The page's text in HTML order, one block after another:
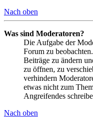
Nach oben
Was sind Moderatoren?
Die Aufgabe der
Forum zu
Beiträge zu ändern
zu öffnen, zu
verhindern
etwas nicht zum
Angreifendes
Nach oben